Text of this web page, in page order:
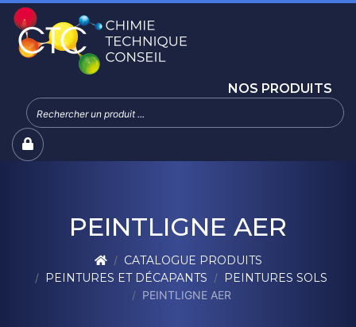
NOS PRODUITS
PEINTLIGNE AER
CATALOGUE PRODUITS
PEINTURES ET DÉCAPANTS
PEINTURES SOLS
PEINTLIGNE AER